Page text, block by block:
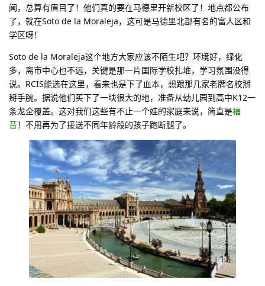
闻，总算有眉目了！他们真的要在马德里开新校区了！地点都公布
了，就在Soto de la Moraleja，这可是马德里北部有名的富人区和
学区呀！
Soto de la Moraleja这个地方大家应该不陌生吧？环境好，绿化
多，离市中心也不远，关键是那一片国际学校扎堆，学习氛围没得
说。RCIS能选在这里，看来也是下了血本，想跟那几家老牌名校掰
掰手腕。据说他们买下了一块很大的地，准备从幼儿园到高中K12一
条龙全覆盖。这对我们这些有不止一个娃的家庭来说，简直是福
音！不用再为了接送不同年龄段的孩子跑断腿了。